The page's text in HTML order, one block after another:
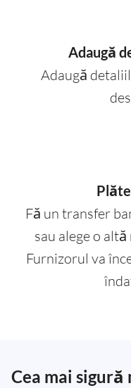
Adaugă
Adaugă
Fă un transfer
sau alege o
Furnizorul va
Cea mai